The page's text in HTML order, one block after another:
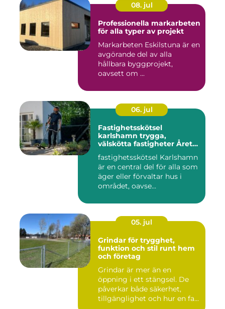
08. jul
Professionella markarbeten
för alla typer av projekt
Markarbeten Eskilstuna är en
avgörande del av alla
hållbara byggprojekt,
oavsett om ...
06. jul
Fastighetsskötsel
karlshamn trygga,
välskötta fastigheter Året
fastighetsskötsel Karlshamn
är en central del för alla som
äger eller förvaltar hus i
området, oavse...
05. jul
Grindar för trygghet,
funktion och stil runt hem
och företag
Grindar är mer än en
öppning i ett stängsel. De
påverkar både säkerhet,
tillgänglighet och hur en fa...